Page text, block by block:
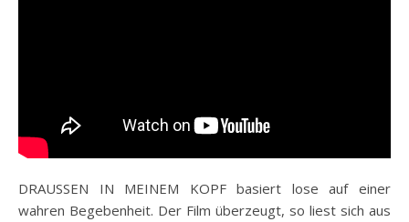
DRAUSSEN IN MEINEM KOPF basiert lose auf einer
wahren Begebenheit. Der Film überzeugt, so liest sich aus